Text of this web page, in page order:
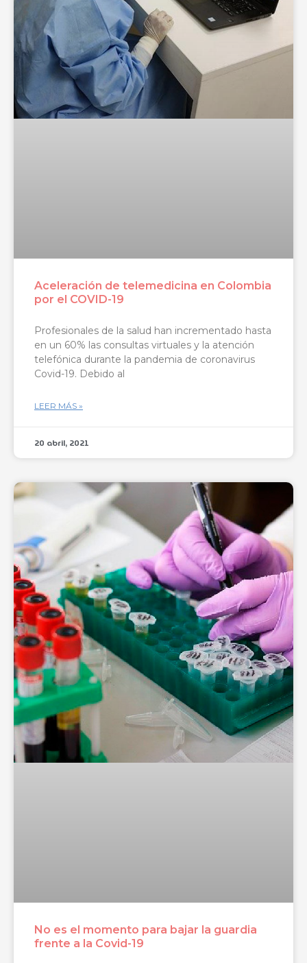
Aceleración de telemedicina en Colombia
por el COVID-19
Profesionales de la salud han incrementado hasta
en un 60% las consultas virtuales y la atención
telefónica durante la pandemia de coronavirus
Covid-19. Debido al
LEER MÁS »
20 abril, 2021
No es el momento para bajar la guardia
frente a la Covid-19